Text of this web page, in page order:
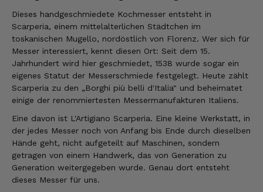
Dieses handgeschmiedete Kochmesser entsteht in
Scarperia, einem mittelalterlichen Städtchen im
toskanischen Mugello, nordöstlich von Florenz. Wer sich für
Messer interessiert, kennt diesen Ort: Seit dem 15.
Jahrhundert wird hier geschmiedet, 1538 wurde sogar ein
eigenes Statut der Messerschmiede festgelegt. Heute zählt
Scarperia zu den „Borghi più belli d'Italia" und beheimatet
einige der renommiertesten Messermanufakturen Italiens.
Eine davon ist L'Artigiano Scarperia. Eine kleine Werkstatt, in
der jedes Messer noch von Anfang bis Ende durch dieselben
Hände geht, nicht aufgeteilt auf Maschinen, sondern
getragen von einem Handwerk, das von Generation zu
Generation weitergegeben wurde. Genau dort entsteht
dieses Messer für uns.